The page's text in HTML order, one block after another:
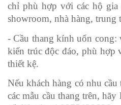
chỉ phù hợp với các hộ
showroom, nhà hàng,
- Cầu thang kính uốn cong:
kiến trúc độc đáo, phù hợp
thiết kệ.
Nếu khách hàng có nhu
các mẫu cầu thang trên,